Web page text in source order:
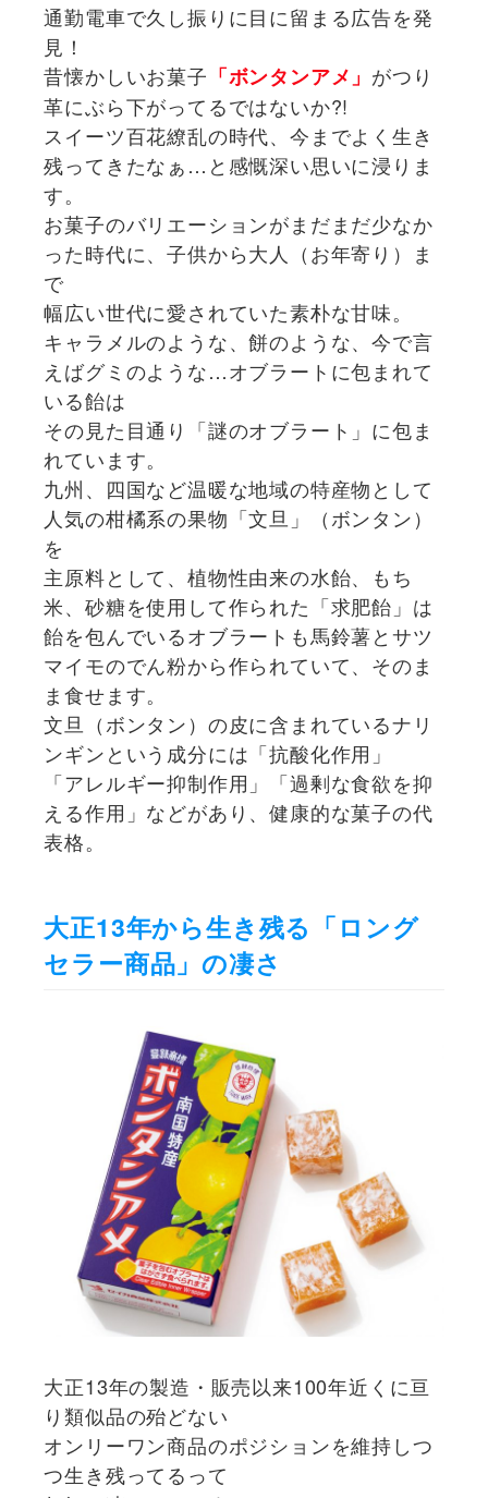
通勤電車で久し振りに目に留まる広告を発
見！
昔懐かしいお菓子 「ボンタンアメ」 がつり
革にぶら下がってるではないか?!
スイーツ百花繚乱の時代、今までよく生き
残ってきたなぁ…と感慨深い思いに浸りま
す。
お菓子のバリエーションがまだまだ少なか
った時代に、子供から大人（お年寄り）ま
で
幅広い世代に愛されていた素朴な甘味。
キャラメルのような、餅のような、今で言
えばグミのような…オブラートに包まれて
いる飴は
その見た目通り「謎のオブラート」に包ま
れています。
九州、四国など温暖な地域の特産物として
人気の柑橘系の果物「文旦」（ボンタン）
を
主原料として、植物性由来の水飴、もち
米、砂糖を使用して作られた「求肥飴」は
飴を包んでいるオブラートも馬鈴薯とサツ
マイモのでん粉から作られていて、そのま
ま食せます。
文旦（ボンタン）の皮に含まれているナリ
ンギンという成分には「抗酸化作用」
「アレルギー抑制作用」「過剰な食欲を抑
える作用」などがあり、健康的な菓子の代
表格。
大正13年から生き残る「ロング
セラー商品」の凄さ
大正13年の製造・販売以来100年近くに亘
り類似品の殆どない
オンリーワン商品のポジションを維持しつ
つ生き残ってるって